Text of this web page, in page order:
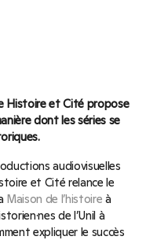
Histoire et Cité propose
dont les séries se
audiovisuelles
et Cité relance le
Maison de l’histoire à
de l’Unil à
expliquer le succès